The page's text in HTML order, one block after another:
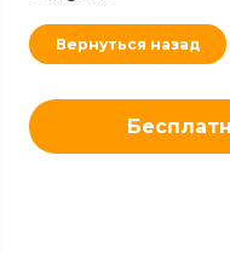
Вернуться назад